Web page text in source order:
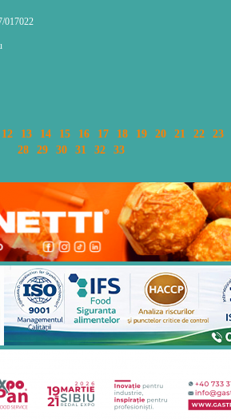
017022
12 13 14 15 16 17 18 19 20 21 22 23
28
29 30 31 32 33